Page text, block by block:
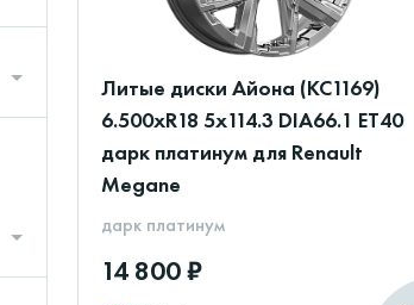
Литые диски Айона (КС1169)
6.500xR18 5x114.3 DIA66.1 ET40
дарк платинум для Renault
Megane
дарк платинум
14 800 ₽